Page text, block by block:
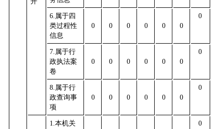
6. 属于四
类过程性
信息
0 0 0 0 0 0
0
7. 属于行
政执法案
卷
0 0 0 0 0 0
0
8. 属于行
政查询事
项
0 0 0 0 0 0
0
1.本机关
0